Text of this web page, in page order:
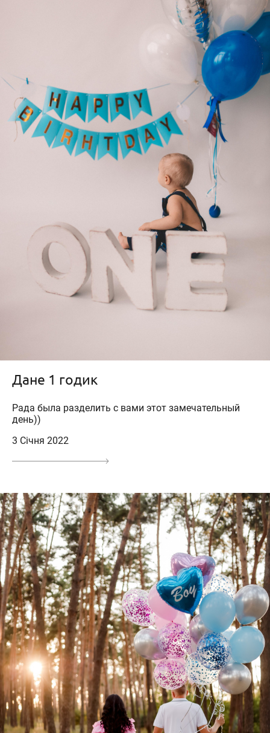
Дане 1 годик
Рада была разделить с вами этот замечательный
день))
3 Січня 2022